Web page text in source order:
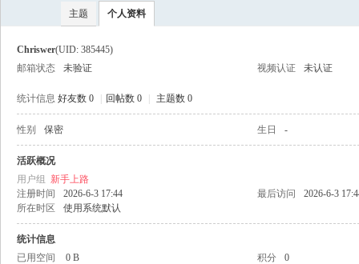
主题 个人资料
Chriswer(UID: 385445)
邮箱状态
未验证 视频认证 未认证
统计信息 好友数 0 回帖数 0 主题数 0
性别 保密 生日 -
活跃概况
用户组 新手上路
注册时间
2026-6-3 17:44 最后访问
2026-6-3
所在时区
使用系统默认
统计信息
已用空间
0 B 积分
0